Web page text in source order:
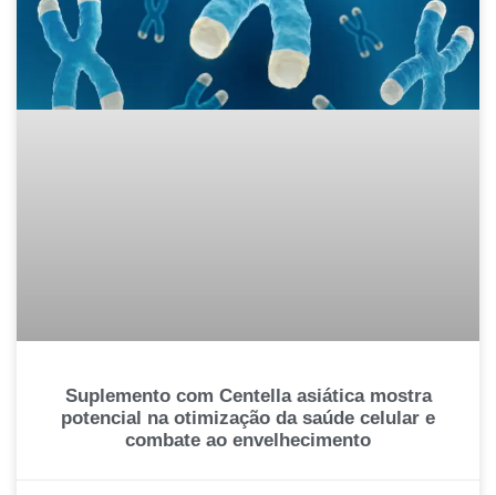
Suplemento com Centella asiática mostra
potencial na otimização da saúde celular e
combate ao envelhecimento